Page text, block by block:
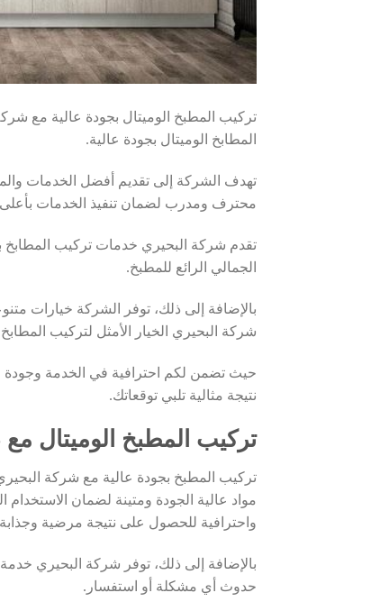
تركيب المطبخ الوميتال بجودة عالية مع
المطابخ الوميتال بجودة عالية.
تهدف الشركة إلى تقديم أفضل الخدمات
محترف ومدرب لضمان تنفيذ الخدمات
تقدم شركة البحيري خدمات تركيب المطابخ
الجمالي الرائع للمطبخ.
بالإضافة إلى ذلك، توفر الشركة خيارات
شركة البحيري الخيار الأمثل لتركيب المطابخ
حيث تضمن لكم احترافية في الخدمة وجودة
نتيجة مثالية تلبي توقعاتك.
تركيب المطبخ الوميتال
تركيب المطبخ بجودة عالية مع شركة
مواد عالية الجودة ومتينة لضمان
واحترافية للحصول على نتيجة مرضية
بالإضافة إلى ذلك، توفر شركة البحيري
حدوث أي مشكلة أو استفسار.